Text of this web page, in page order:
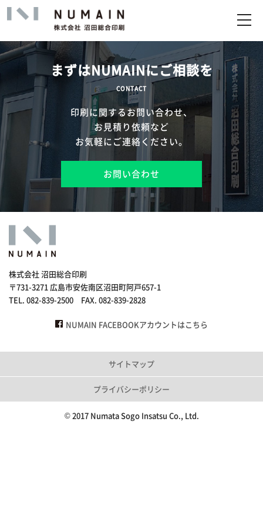
トップ
サービス
実績
企業情報
アップロード
まずはNUMAINにご相談を
CONTACT
印刷に関するお問い合わせ、
お見積り依頼など
お気軽にご連絡ください。
お問い合わせ
株式会社 沼田総合印刷
〒731-3271 広島市安佐南区沼田町阿戸657-1
TEL. 082-839-2500 FAX. 082-839-2828
NUMAIN FACEBOOKアカウントはこちら
サイトマップ
プライバシーポリシー
© 2017 Numata Sogo Insatsu Co., Ltd.